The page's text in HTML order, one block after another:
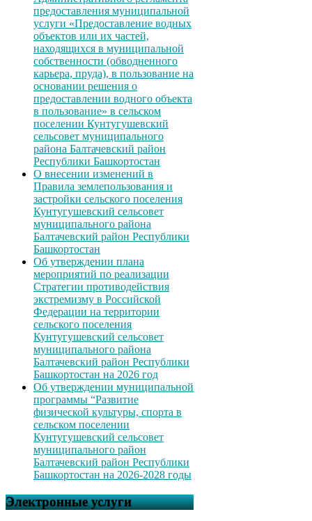
предоставления муниципальной
услуги «Предоставление водных
объектов или их частей,
находящихся в муниципальной
собственности (обводненного
карьера, пруда), в пользование на
основании решения о
предоставлении водного объекта
в пользование» в сельском
поселении Кунтугушевский
сельсовет муниципального
района Балтачевский район
Республики Башкортостан
О внесении изменений в
Правила землепользования и
застройки сельского поселения
Кунтугушевский сельсовет
муниципального района
Балтачевский район Республики
Башкортостан
Об утверждении плана
мероприятий по реализации
Стратегии противодействия
экстремизму в Российской
Федерации на территории
сельского поселения
Кунтугушевский сельсовет
муниципального района
Балтачевский район Республики
Башкортостан на 2026 год
Об утверждении муниципальной
программы “Развитие
физической культуры, спорта в
сельском поселении
Кунтугушевский сельсовет
муниципального район
Балтачевский район Республики
Башкортостан на 2026-2028 годы
Электронные услуги